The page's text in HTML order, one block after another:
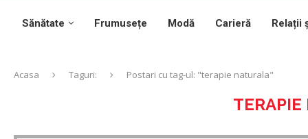
Sănătate Frumusețe Modă Carieră Relații
Acasa Taguri: Postari cu tag-ul: "terapie naturala"